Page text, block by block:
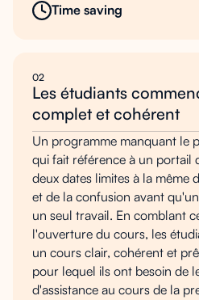
Time saving
02
Les étudiants
complet et cohérent
Un programme manquant le
qui fait référence à un portail
deux dates limites à la même
et de la confusion avant
un seul travail. En comblant
l'ouverture du cours, les
un cours clair, cohérent et
pour lequel ils ont besoin de
d'assistance au cours de la